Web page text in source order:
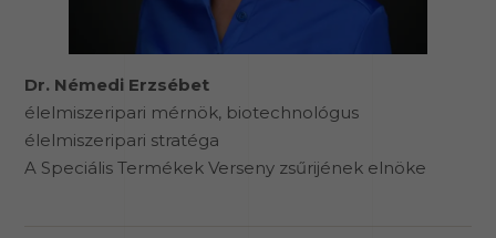
Dr. Némedi Erzsébet
élelmiszeripari mérnök, biotechnológus
élelmiszeripari stratéga
A Speciális Termékek Verseny zsűrijének elnöke